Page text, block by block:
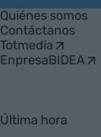
Empresa
Quiénes somos
Contáctanos
Totmedia
EnpresaBIDEA
Última hora